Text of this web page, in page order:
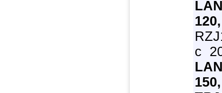
120,
с
150,